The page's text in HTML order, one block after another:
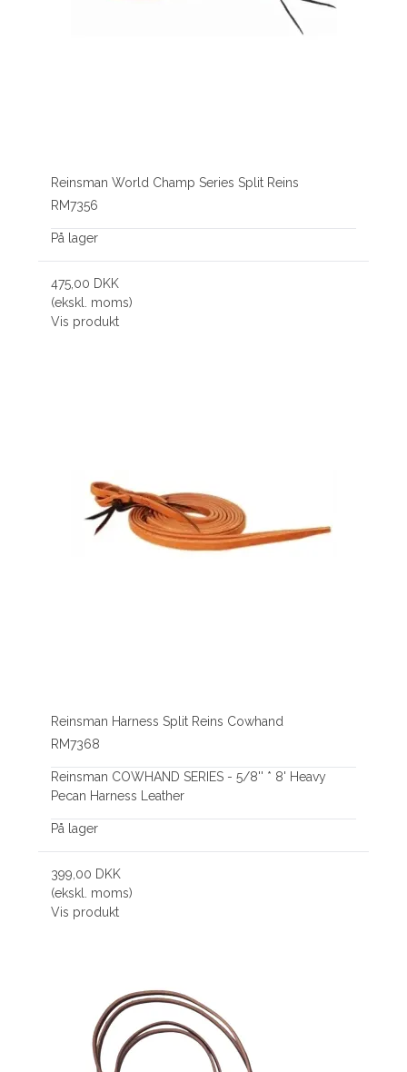
Reinsman World Champ Series Split Reins
RM7356
På lager
475,00 DKK
(ekskl. moms)
Vis produkt
Reinsman Harness Split Reins Cowhand
RM7368
Reinsman COWHAND SERIES - 5/8'' * 8' Heavy
Pecan Harness Leather
På lager
399,00 DKK
(ekskl. moms)
Vis produkt